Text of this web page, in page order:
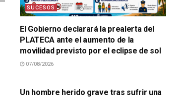
SUCESOS
El Gobierno declarará la prealerta del
PLATECA ante el aumento de la
movilidad previsto por el eclipse de sol
07/08/2026
Un hombre herido grave tras sufrir una